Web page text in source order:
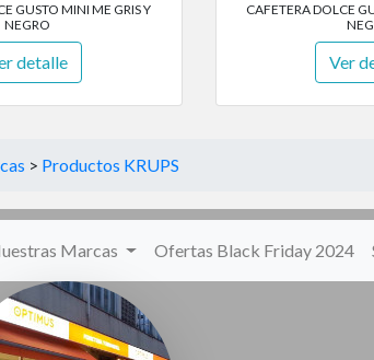
GUSTO MINI ME GRIS Y
NEGRO
detalle
CAFETERA DOLCE
Ver
> Productos KRUPS
Marcas Ofertas Black Friday 2024